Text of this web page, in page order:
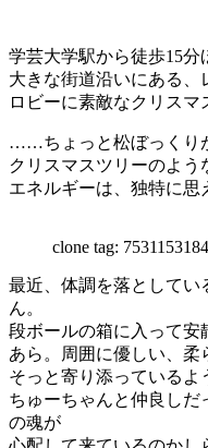
学芸大学駅から徒歩15分
大きな街道沿いにある、
ロビーに素敵なクリスマ
……ちょっと松ぼっく
クリスマスツリーのよ
エネルギーは、独特に思
clone tag:
最近、体調を落としてい
ん。
段ボールの箱に入って安
あら。周囲に優しい、柔
そっと寄り添っているよ
ちゅーちゃんと仲良しだ
の魂が